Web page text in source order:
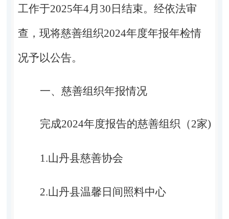
工作于2025年4月 30 日结束。经依法审
查，现将慈善组织2024年度年报年检情
况予以公告。
一、慈善组织年报情况
完成2024年度报告的慈善组织（2家)
1.山丹县慈善协会
2.山丹县温馨日间照料中心